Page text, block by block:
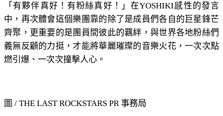
「有夥伴真好！有粉絲真好！」在YOSHIKI感性的發言
中，再次體會這個樂團靠的除了是成員們各自的巨星鋒芒
齊聚，更重要的是團員間彼此的羈絆，與世界各地粉絲們
義無反顧的力挺，才能將華麗璀璨的音樂火花，一次次點
燃引爆、一次次撞擊人心。
圖 / THE LAST ROCKSTARS PR 事務局